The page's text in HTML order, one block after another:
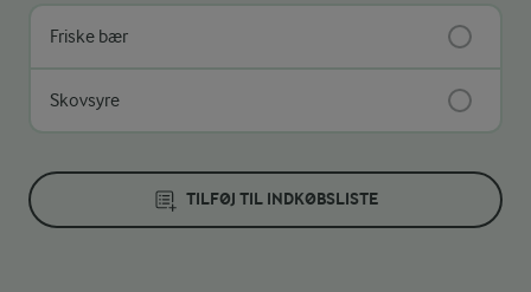
Friske bær
Skovsyre
TILFØJ TIL INDKØBSLISTE